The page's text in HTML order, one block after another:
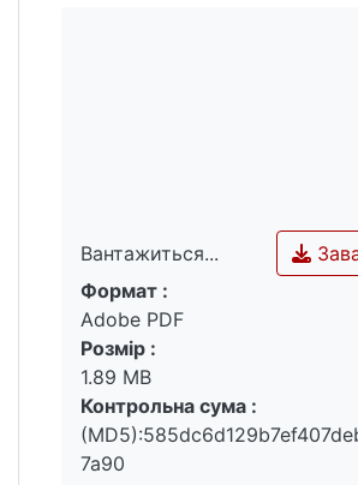
Вантажиться...
Вантажиться...
Формат :
Adobe PDF
Розмір :
1.89 MB
Контрольна сума :
7a90